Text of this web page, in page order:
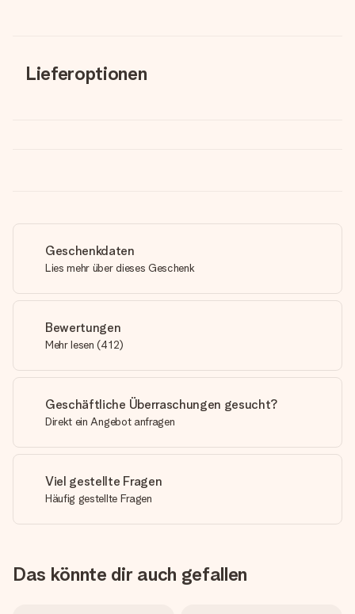
Lieferoptionen
Geschenkdaten
Lies mehr über dieses Geschenk
Bewertungen
Mehr lesen (412)
Geschäftliche Überraschungen gesucht?
Direkt ein Angebot anfragen
Viel gestellte Fragen
Häufig gestellte Fragen
Das könnte dir auch gefallen